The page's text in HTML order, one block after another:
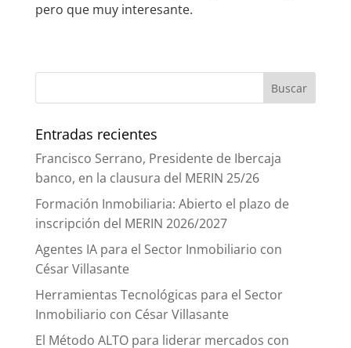
pero que muy interesante.
Entradas recientes
Francisco Serrano, Presidente de Ibercaja
banco, en la clausura del MERIN 25/26
Formación Inmobiliaria: Abierto el plazo de
inscripción del MERIN 2026/2027
Agentes IA para el Sector Inmobiliario con
César Villasante
Herramientas Tecnológicas para el Sector
Inmobiliario con César Villasante
El Método ALTO para liderar mercados con